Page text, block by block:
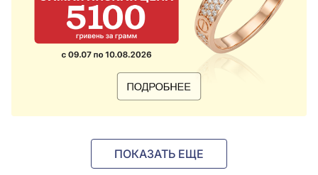
ПОКАЗАТЬ ЕЩЕ